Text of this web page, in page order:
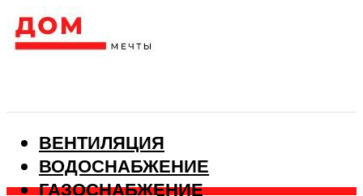
ВЕНТИЛЯЦИЯ
ВОДОСНАБЖЕНИЕ
ГАЗОСНАБЖЕНИЕ